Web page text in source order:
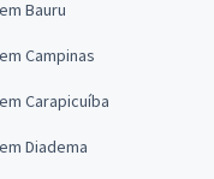
Bauru
Campinas
Carapicuíba
Diadema